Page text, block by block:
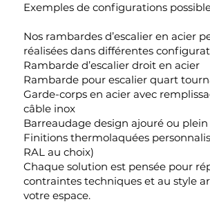
Exemples de configurations
Nos rambardes d’escalier en acier
réalisées dans différentes
Rambarde d’escalier droit en acier
Rambarde pour escalier quart
Garde-corps en acier avec
câble inox
Barreaudage design ajouré ou plein
Finitions thermolaquées
RAL au choix)
Chaque solution est pensée pour
contraintes techniques et au style
votre espace.